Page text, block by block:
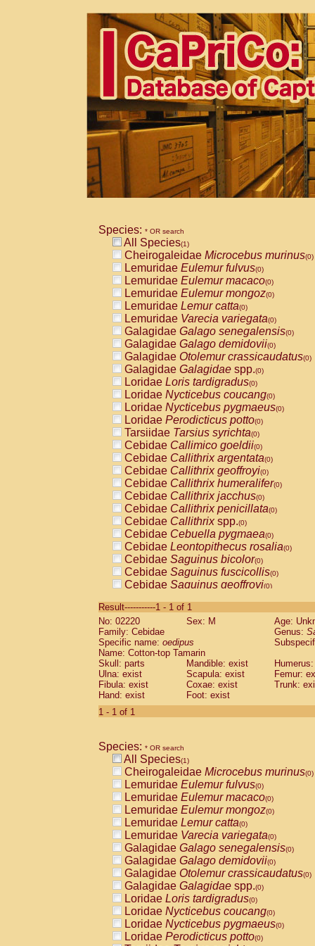
Species: * OR search
All Species(1)
Cheirogaleidae Microcebus murinus(0)
Lemuridae Eulemur fulvus(0)
Lemuridae Eulemur macaco(0)
Lemuridae Eulemur mongoz(0)
Lemuridae Lemur catta(0)
Lemuridae Varecia variegata(0)
Galagidae Galago senegalensis(0)
Galagidae Galago demidovii(0)
Galagidae Otolemur crassicaudatus(0)
Galagidae Galagidae spp.(0)
Loridae Loris tardigradus(0)
Loridae Nycticebus coucang(0)
Loridae Nycticebus pygmaeus(0)
Loridae Perodicticus potto(0)
Tarsiidae Tarsius syrichta(0)
Cebidae Callimico goeldii(0)
Cebidae Callithrix argentata(0)
Cebidae Callithrix geoffroyi(0)
Cebidae Callithrix humeralifer(0)
Cebidae Callithrix jacchus(0)
Cebidae Callithrix penicillata(0)
Cebidae Callithrixspp.(0)
Cebidae Cebuella pygmaea(0)
Cebidae Leontopithecus rosalia(0)
Cebidae Saguinus bicolor(0)
Cebidae Saguinus fuscicollis(0)
Cebidae Saguinus geoffroyi(0)
CebidaeSaguinus labiatus(0)
Cebidae Saguinus leucopus (0)
Cebidae
CebidaeSaguinus mystax
Cebidae Saguinus nigricollis (0)
Cebidae Saguinus oedipus
Cebidae Saguinus weddelli
Cebidae Saguinusspp.
Cebidae
CebidaeCebus capucinus
CebidaeCebus nigrivittatus
CebidaeCebus spp.(0)
CebidaeSaimiri boliviensis(0)
CebidaeSaimiri sciureus(0)
AtelidaeAlouatta caraya(0)
AtelidaeAlouatta fusca(0)
AtelidaeAlouatta seniculus(0)
AtelidaeAlouattaspp.(0)
AtelidaeAteles belzebuth(0)
AtelidaeAteles geoffroyi(0)
AtelidaeAteles paniscus(0)
AtelidaeAtelesspp.(0)
AtelidaeLagothrix lagothricha(0)
AtelidaeLagothrix lagothricha cana
PitheciidaeCacajao calvus
Result-----------1 - 1 of 1
No: 02220
Sex: M
Age:
Family: Cebidae
Genus:
Specific name: oedipus
Name: Cotton-top Tamarin
Skull: parts
Mandible: exist
Ulna: exist
Scapula: exist
Femur:
Fibula: exist
Coxae: exist
Trunk:
Hand: exist
Foot: exist
1 - 1 of 1
Species: * OR search
All Species(1)
Cheirogaleidae Microcebus murinus(0)
Lemuridae Eulemur fulvus(0)
Lemuridae Eulemur macaco(0)
Lemuridae Eulemur mongoz(0)
Lemuridae Lemur catta(0)
Lemuridae Varecia variegata(0)
Galagidae Galago senegalensis(0)
Galagidae Galago demidovii(0)
Galagidae Otolemur crassicaudatus(0)
Galagidae Galagidae spp.(0)
Loridae Loris tardigradus(0)
Loridae Nycticebus coucang(0)
Loridae Nycticebus pygmaeus(0)
Loridae Perodicticus potto(0)